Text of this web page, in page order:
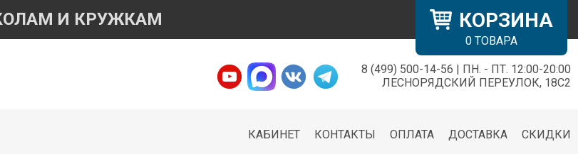
КОРЗИНА
0 ТОВАРА
И КРУЖКАМ
8 (499) 500-14-56 | ПН. - ПТ. 12:00-20:00
ЛЕСНОРЯДСКИЙ ПЕРЕУЛОК, 18С2
СКИДКИ
ДОСТАВКА
ОПЛАТА
КОНТАКТЫ
КАБИНЕТ
×
приобретения товара
17 38